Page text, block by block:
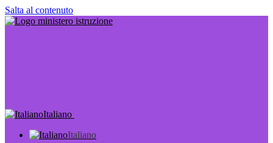
Salta al contenuto
Italiano
Italiano